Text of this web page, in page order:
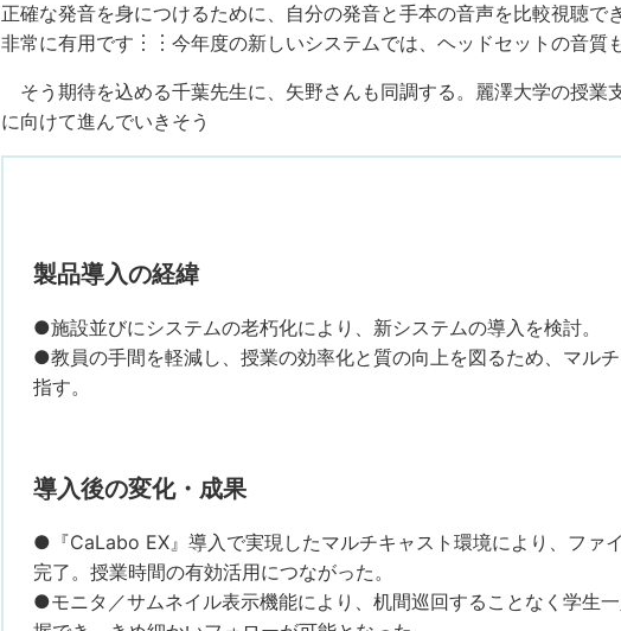
正確な発音を身につけるために、自分の発音と手本の音声を比較視聴で
非常に有用です︙︙今年度の新しいシステムでは、ヘッドセットの音質
そう期待を込める千葉先生に、矢野さんも同調する。麗澤大学の授業
に向けて進んでいきそう
製品導入の経緯
●施設並びにシステムの老朽化により、新システムの導入を検討。
●教員の手間を軽減し、授業の効率化と質の向上を図るため、マル
指す。
導入後の変化・成果
●『CaLabo EX』導入で実現したマルチキャスト環境により、ファ
完了。授業時間の有効活用につながった。
●モニタ／サムネイル表示機能により、机間巡回することなく学生